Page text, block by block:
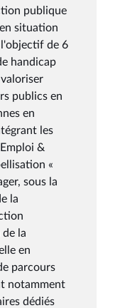
publique
situation
de 6
handicap
publics en
en
les
&
«
sous la
la
la
en
parcours
notamment
dédiés